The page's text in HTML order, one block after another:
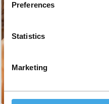
Preferences
Statistics
Marketing